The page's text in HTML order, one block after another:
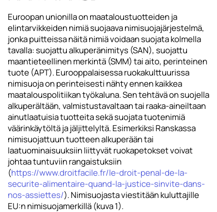
Euroopan unionilla on maataloustuotteiden ja
elintarvikkeiden nimiä suojaava nimisuojajärjestelmä,
jonka puitteissa näitä nimiä voidaan suojata kolmella
tavalla: suojattu alkuperänimitys (SAN), suojattu
maantieteellinen merkintä (SMM) tai aito, perinteinen
tuote (APT). Eurooppalaisessa ruokakulttuurissa
nimisuoja on perinteisesti nähty ennen kaikkea
maatalouspolitiikan työkaluna. Sen tehtävä on suojella
alkuperältään, valmistustavaltaan tai raaka-aineiltaan
ainutlaatuisia tuotteita sekä suojata tuotenimiä
väärinkäytöltä ja jäljittelyltä. Esimerkiksi Ranskassa
nimisuojattuun tuotteen alkuperään tai
laatuominaisuuksiin liittyvät ruokapetokset voivat
johtaa tuntuviin rangaistuksiin
(https://www.droitfacile.fr/le-droit-penal-de-la-
securite-alimentaire-quand-la-justice-sinvite-dans-
nos-assiettes/). Nimisuojasta viestitään kuluttajille
EU:n nimisuojamerkillä (kuva 1).